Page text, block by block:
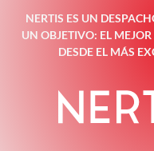
NERTIS ES UN
UN OBJETIVO: EL
DESDE EL MÁS